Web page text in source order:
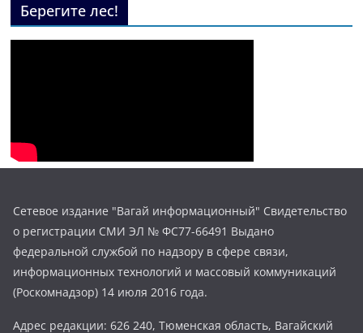
Берегите лес!
Сетевое издание "Вагай информационный" Свидетельство
о регистрации СМИ ЭЛ № ФС77-66491 Выдано
федеральной службой по надзору в сфере связи,
информационных технологий и массовый коммуникаций
(Роскомнадзор) 14 июля 2016 года.
Адрес редакции: 626 240, Тюменская область, Вагайский